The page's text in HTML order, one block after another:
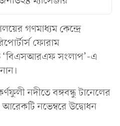
গণমাধ্যম কেন্দ্রে
ফোরাম
সংলাপ’-এ
নদীতে বঙ্গবন্ধু টানেলের
নভেম্বরে উদ্বোধন